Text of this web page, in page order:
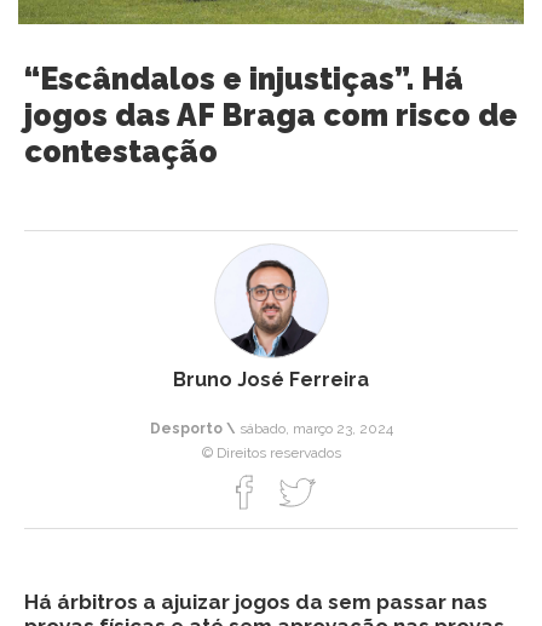
“Escândalos e injustiças”. Há
jogos das AF Braga com risco de
contestação
Bruno José Ferreira
Desporto \ sábado, março 23, 2024
© Direitos reservados
Há árbitros a ajuizar jogos da sem passar nas